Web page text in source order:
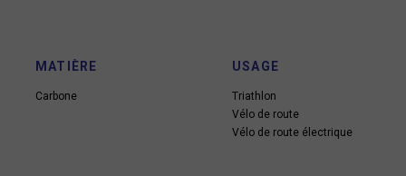
MATIÈRE
Carbone
USAGE
Triathlon
Vélo de route
Vélo de route électrique